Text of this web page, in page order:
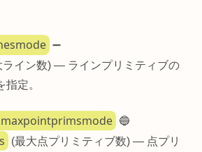
➖
ライン数) — ラインプリミティブの
定。
🔵
(最大点プリミティブ数) — 点プリ